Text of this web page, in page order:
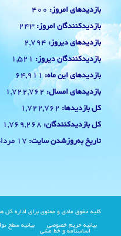
بازدیدهای امروز: 400
بازدیدکنندگان امروز: 243
بازدیدهای دیروز: 2,794
بازدیدکنندگان دیروز: 1,521
بازدیدهای این ماه: 64,911
بازدیدهای امسال: 1,722,762
کل بازدیدها: 1,722,762
کل بازدیدکنند‌گان: 1,769,268
تاریخ به‌روزشدن سایت: 17 مرداد 1405
کلیه حقوق مادی و معنوی برای اداره کل
بیانیه حریم خصوصی بیانیه سطح
اساسنامه و خط مشی